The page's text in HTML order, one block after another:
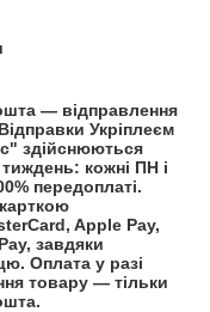
— відправлення
Укріплеєм
здійснюються
тиждень: кожні ПН і
передоплаті.
Apple Pay,
завдяки
Оплата у разі
товару — тільки